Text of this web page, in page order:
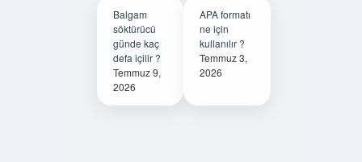
Balgam
söktürücü
günde kaç
defa içilir ?
Temmuz 9,
2026
APA formatı
ne için
kullanılır ?
Temmuz 3,
2026